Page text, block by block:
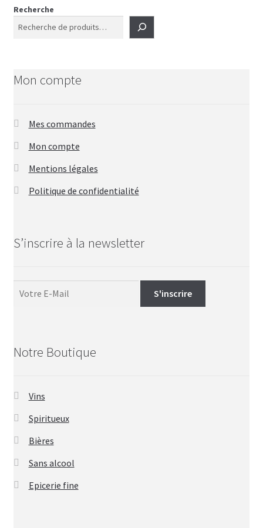
Recherche
Mon compte
Mes commandes
Mon compte
Mentions légales
Politique de confidentialité
S’inscrire à la newsletter
Notre Boutique
Vins
Spiritueux
Bières
Sans alcool
Epicerie fine